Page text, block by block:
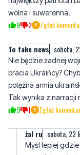
wolna i suwerenna.
9 2 Zgłoś
To fake news sobota,
Nie będzie żadnej
bracia Ukraińcy?
potężna armia
Tak wynika z narracji
9 1 Zgłoś
żal ru sobota, 22
Myśl lepiej